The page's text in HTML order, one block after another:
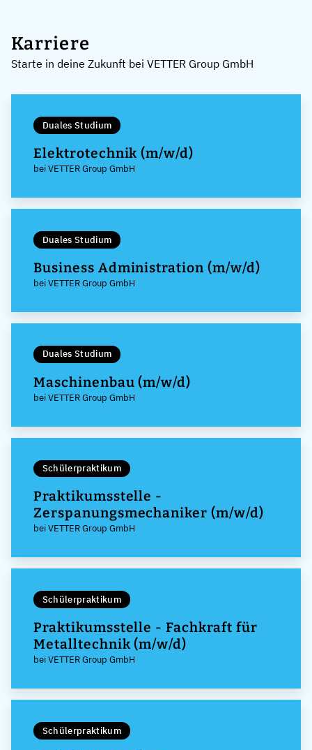
Karriere
Starte in deine Zukunft bei VETTER Group GmbH
Duales Studium
Elektrotechnik (m/w/d)
bei VETTER Group GmbH
Duales Studium
Business Administration (m/w/d)
bei VETTER Group GmbH
Duales Studium
Maschinenbau (m/w/d)
bei VETTER Group GmbH
Schülerpraktikum
Praktikumsstelle -
Zerspanungsmechaniker (m/w/d)
bei VETTER Group GmbH
Schülerpraktikum
Praktikumsstelle - Fachkraft für
Metalltechnik (m/w/d)
bei VETTER Group GmbH
Schülerpraktikum